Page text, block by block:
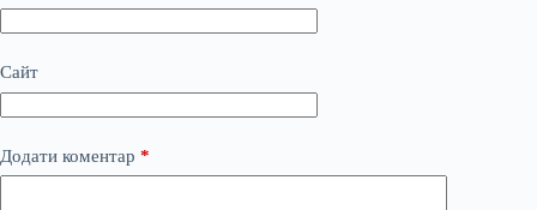
Сайт
Додати коментар *